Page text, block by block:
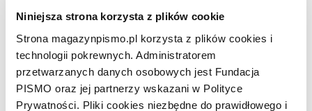
Niniejsza strona korzysta z plików cookie
Strona magazynpismo.pl korzysta z plików cookies i
technologii pokrewnych. Administratorem
przetwarzanych danych osobowych jest Fundacja
PISMO oraz jej partnerzy wskazani w Polityce
Prywatności. Pliki cookies niezbędne do prawidłowego i
Geny w służbie pamięci.
Fragment książki „Jacy byli?
Jacy jesteśmy?”
13.07.2023